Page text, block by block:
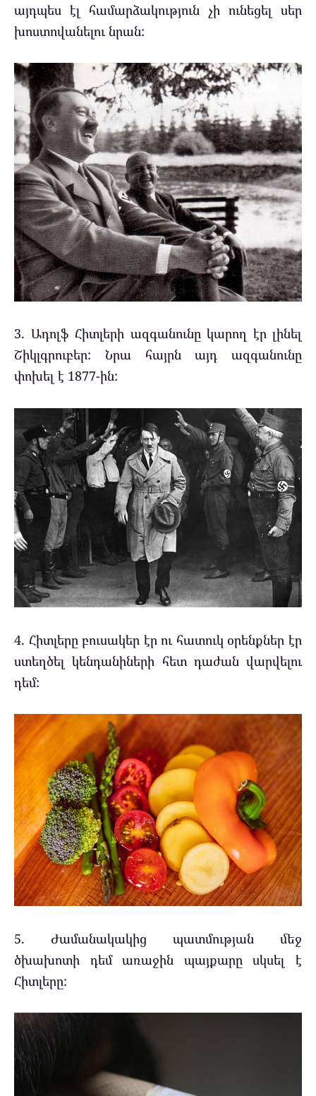
այդպես էլ համարձակություն չի ունեցել սեր
խոստովանելու նրան:
3. Ադոլֆ Հիտլերի ազգանունը կարող էր լինել
Շիկլգրուբեր: Նրա հայրն այդ ազգանունը
փոխել է 1877-ին:
4. Հիտլերը բուսակեր էր ու հատուկ օրենքներ էր
ստեղծել կենդանիների հետ դաժան վարվելու
դեմ:
5. Ժամանակակից պատմության մեջ
ծխախոտի դեմ առաջին պայքարը սկսել է
Հիտլերը: